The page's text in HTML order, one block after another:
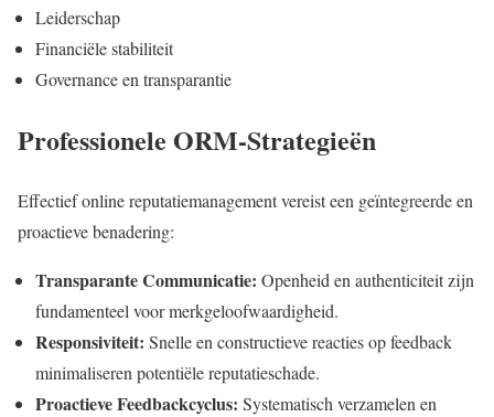
Leiderschap
Financiële stabiliteit
Governance en transparantie
Professionele ORM-Strategieën
Effectief online reputatiemanagement vereist een geïntegreerde en
proactieve benadering:
Transparante Communicatie: Openheid en authenticiteit zijn
fundamenteel voor merkgeloofwaardigheid.
Responsiviteit: Snelle en constructieve reacties op feedback
minimaliseren potentiële reputatieschade.
Proactieve Feedbackcyclus: Systematisch verzamelen en